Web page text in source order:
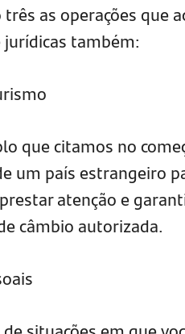
as operações que
jurídicas também:
que citamos no
um país estrangeiro
atenção e
câmbio autorizada.